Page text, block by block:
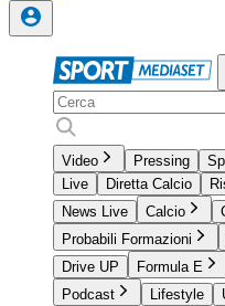
Video Pressing
Live
Diretta Calcio
News Live
Calcio
Probabili Formazioni
Drive UP
Formula E
Podcast
Lifestyle